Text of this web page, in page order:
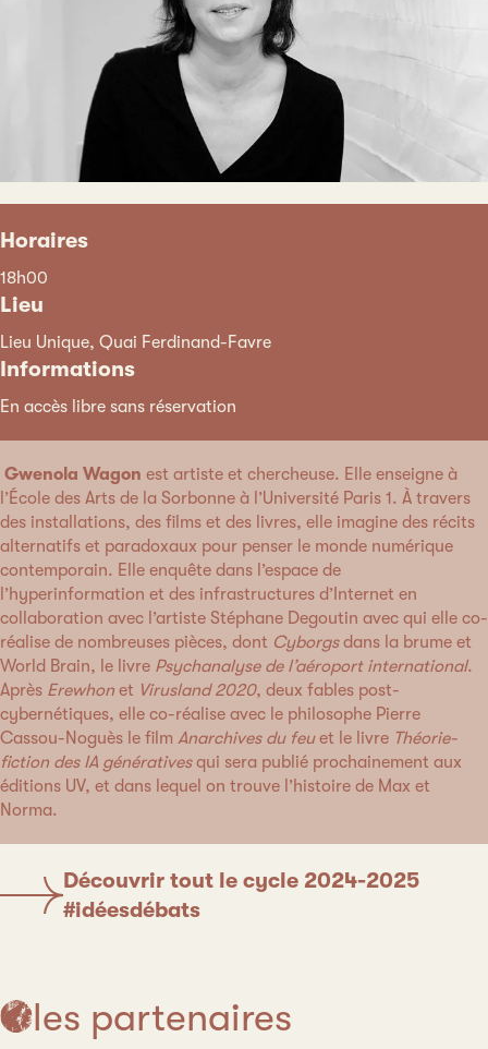
Horaires
18h00
Lieu
Lieu Unique, Quai Ferdinand-Favre
Informations
En accès libre sans réservation
Gwenola Wagon est artiste et chercheuse. Elle enseigne à
l’École des Arts de la Sorbonne à l’Université Paris 1. À travers
des installations, des films et des livres, elle imagine des récits
alternatifs et paradoxaux pour penser le monde numérique
contemporain. Elle enquête dans l’espace de
l’hyperinformation et des infrastructures d’Internet en
collaboration avec l’artiste Stéphane Degoutin avec qui elle co-
réalise de nombreuses pièces, dont Cyborgsdans la brume et
World Brain, le livre Psychanalyse de l’aéroport international.
Après Erewhon et Virusland 2020, deux fables post-
cybernétiques, elle co-réalise avec le philosophe Pierre
Cassou-Noguès le film Anarchives du feuet le livre Théorie-
fiction des IA générativesqui sera publié prochainement aux
éditions UV, et dans lequel on trouve l’histoire de Max et
Norma.
Découvrir tout le cycle 2024-2025
#idéesdébats
les partenaires